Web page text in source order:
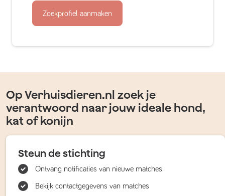
Zoekprofiel aanmaken
Op Verhuisdieren.nl zoek je
verantwoord naar jouw ideale hond,
kat of konijn
Steun de stichting
Ontvang notificaties van nieuwe matches
Bekijk contactgegevens van matches